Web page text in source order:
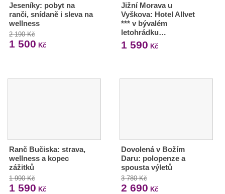
Jeseníky: pobyt na
ranči, snídaně i sleva na
wellness
2 190 Kč
1 500 Kč
Jižní Morava u
Vyškova: Hotel Allvet
*** v bývalém
letohrádku…
1 590 Kč
Ranč Bučiska: strava,
wellness a kopec
zážitků
1 990 Kč
1 590 Kč
Dovolená v Božím
Daru: polopenze a
spousta výletů
3 780 Kč
2 690 Kč